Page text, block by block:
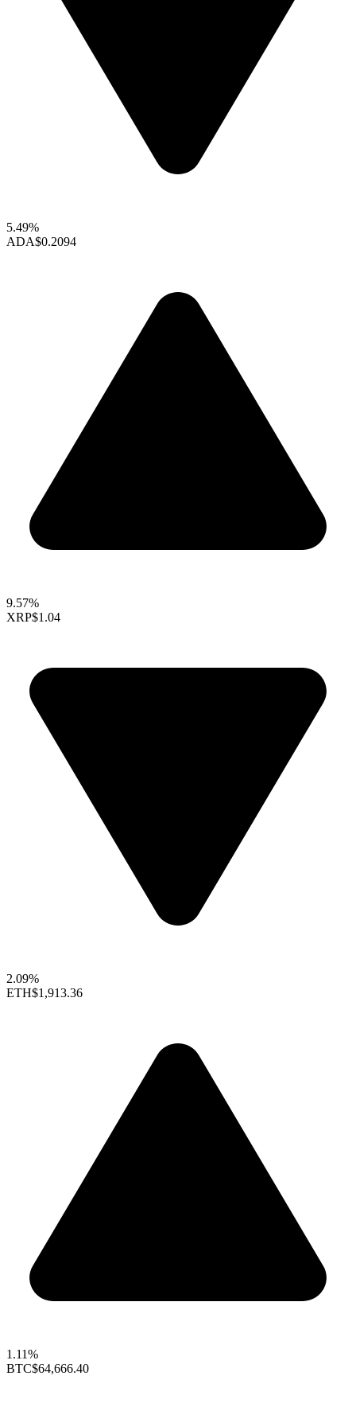
5.49%
ADA$0.2094
9.57%
XRP$1.04
2.09%
ETH$1,913.36
1.11%
BTC$64,666.40